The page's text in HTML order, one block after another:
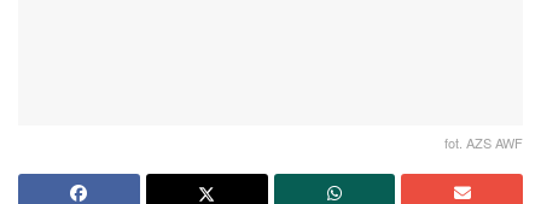
fot. AZS AWF